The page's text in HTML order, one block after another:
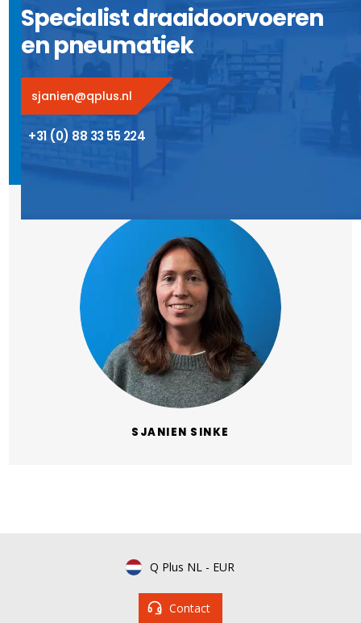
Specialist draaidoorvoeren
en pneumatiek
sjanien@qplus.nl
+31 (0) 88 33 55 224
SJANIEN SINKE
Q Plus NL - EUR
Contact